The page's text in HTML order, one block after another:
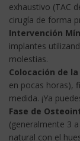
exhaustivo (TAC
cirugía de forma
Intervención
implantes
molestias.
Colocación de
en pocas horas),
medida. ¡Ya
Fase de
(generalmente 3
natural con el